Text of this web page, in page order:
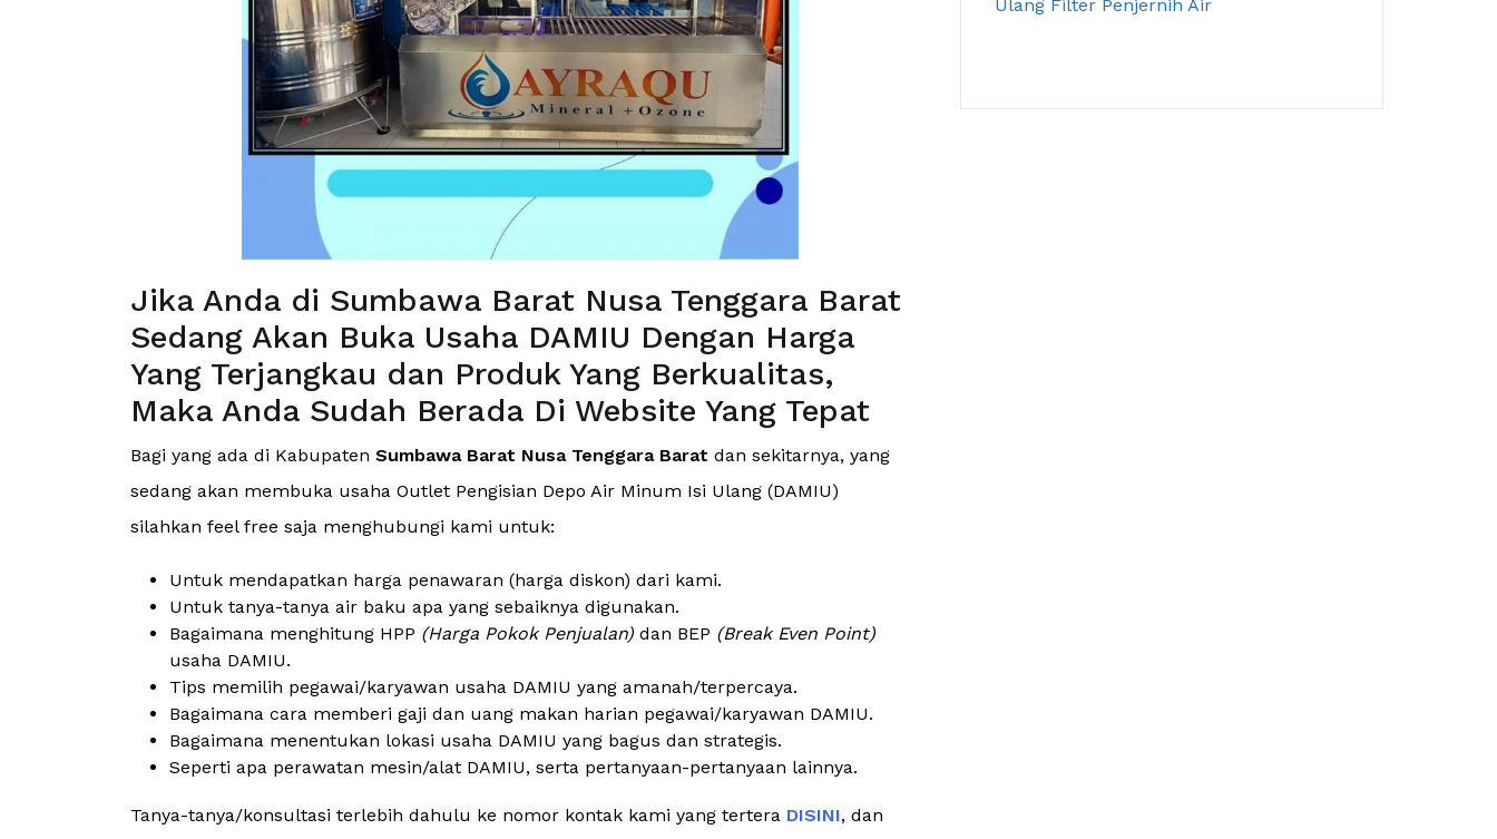
Jika Anda di Sumbawa Barat Nusa Tenggara Barat
Sedang Akan Buka Usaha DAMIU Dengan Harga
Yang Terjangkau dan Produk Yang Berkualitas,
Maka Anda Sudah Berada Di Website Yang Tepat
Bagi yang ada di Kabupaten Sumbawa Barat Nusa Tenggara Barat dan sekitarnya, yang
sedang akan membuka usaha Outlet Pengisian Depo Air Minum Isi Ulang (DAMIU)
silahkan feel free saja menghubungi kami untuk:
Untuk mendapatkan harga penawaran (harga diskon) dari kami.
Untuk tanya-tanya air baku apa yang sebaiknya digunakan.
Bagaimana menghitung HPP (Harga Pokok Penjualan) dan BEP (Break Even Point)
usaha DAMIU.
Tips memilih pegawai/karyawan usaha DAMIU yang amanah/terpercaya.
Bagaimana cara memberi gaji dan uang makan harian pegawai/karyawan DAMIU.
Bagaimana menentukan lokasi usaha DAMIU yang bagus dan strategis.
Seperti apa perawatan mesin/alat DAMIU, serta pertanyaan-pertanyaan lainnya.
Tanya-tanya/konsultasi terlebih dahulu ke nomor kontak kami yang tertera DISINI, dan